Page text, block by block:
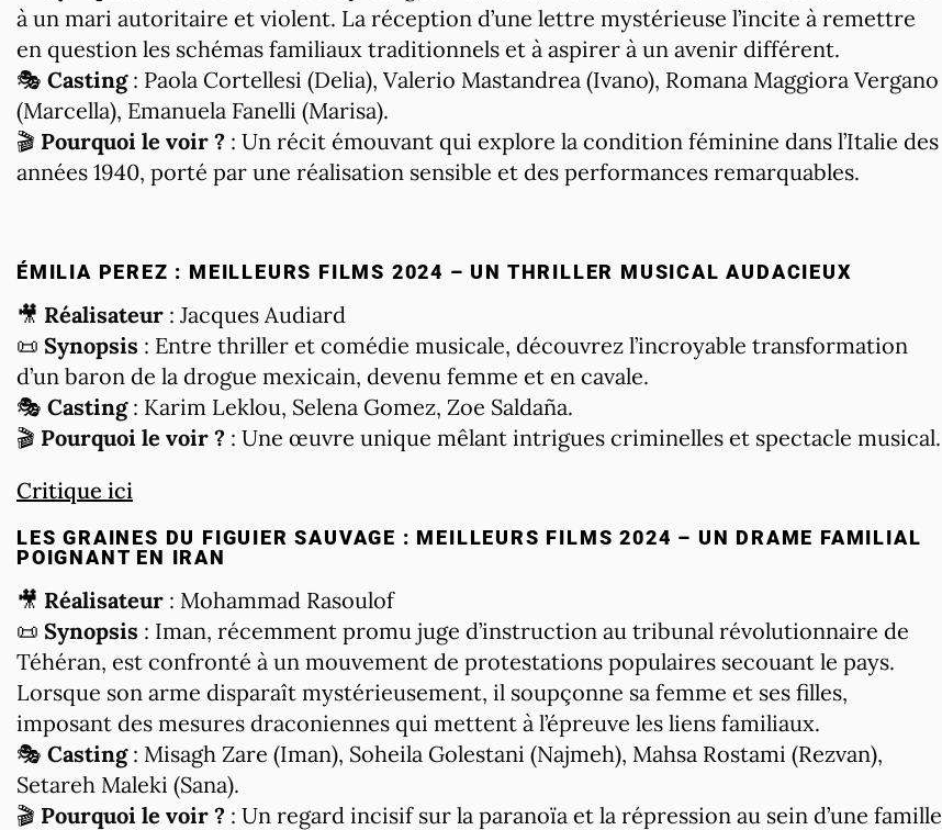
à un mari autoritaire et violent. La réception d’une lettre mystérieuse l’incite à remettre
en question les schémas familiaux traditionnels et à aspirer à un avenir différent.
🎭 Casting: Paola Cortellesi (Delia), Valerio Mastandrea (Ivano), Romana Maggiora Vergano
(Marcella), Emanuela Fanelli (Marisa).
🎬 Pourquoi le voir ? : Un récit émouvant qui explore la condition féminine dans l’Italie des
années 1940, porté par une réalisation sensible et des performances remarquables.
ÉMILIA PEREZ : MEILLEURS FILMS 2024 – UN THRILLER MUSICAL AUDACIEUX
🎥 Réalisateur : Jacques Audiard
📜 Synopsis : Entre thriller et comédie musicale, découvrez l’incroyable transformation
d’un baron de la drogue mexicain, devenu femme et en cavale.
🎭 Casting: Karim Leklou, Selena Gomez, Zoe Saldaña.
🎬 Pourquoi le voir ? : Une œuvre unique mêlant intrigues criminelles et spectacle musical.
Critique ici
LES GRAINES DU FIGUIER SAUVAGE : MEILLEURS FILMS 2024 – UN DRAME FAMILIAL
POIGNANT EN IRAN
🎥 Réalisateur : Mohammad Rasoulof
📜 Synopsis : Iman, récemment promu juge d’instruction au tribunal révolutionnaire de
Téhéran, est confronté à un mouvement de protestations populaires secouant le pays.
Lorsque son arme disparaît mystérieusement, il soupçonne sa femme et ses filles,
imposant des mesures draconiennes qui mettent à l’épreuve les liens familiaux.
🎭 Casting: Misagh Zare (Iman), Soheila Golestani (Najmeh), Mahsa Rostami (Rezvan),
Setareh Maleki (Sana).
🎬 Pourquoi le voir ? : Un regard incisif sur la paranoïa et la répression au sein d’une famille